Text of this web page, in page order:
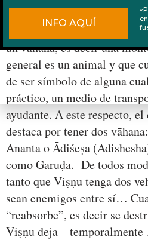
El águila y su enemistad
En la tradición hindú casi
un vāhana, es decir una
general es un animal y que
de ser símbolo de alguna
práctico, un medio de
ayudante. A este respecto,
destaca por tener dos
Ananta o Ādiśeṣa
como Garuḍa. De todos
tanto que Viṣṇu tenga dos
sean enemigos entre sí…
“reabsorbe”, es decir se
Viṣṇu deja –
INFO AQUÍ